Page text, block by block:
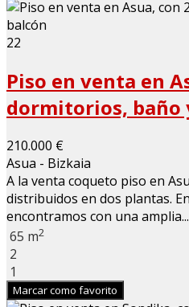
22
Piso en venta en
dormitorios, baño
210.000 €
Asua - Bizkaia
A la venta coqueto piso en
distribuidos en dos plantas.
encontramos con una amplia...
65 m2
2
1
Marcar como favorito